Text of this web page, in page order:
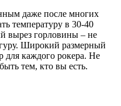
даже после многих
температуру в 30-40
вырез горловины – не
Широкий размерный
для каждого рокера. Не
тем, кто вы есть.